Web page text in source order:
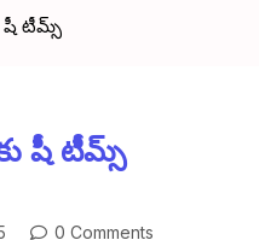
షీ టీమ్స్
షీ టీమ్స్
0 Comments